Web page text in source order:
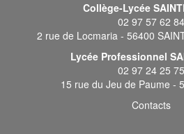
Collège-Lycée
02 97 57 62 84
2 rue de Locmaria - 56400
Lycée Professionnel
02 97 24 25 75
15 rue du Jeu de Paume -
Contacts